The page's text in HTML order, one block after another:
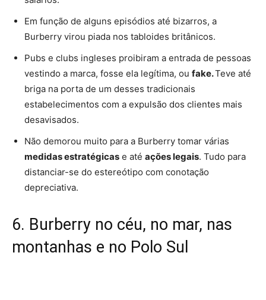
Em função de alguns episódios até bizarros, a
Burberry virou piada nos tabloides britânicos.
Pubs e clubs ingleses proibiram a entrada de pessoas
vestindo a marca, fosse ela legítima, ou fake.Teve até
briga na porta de um desses tradicionais
estabelecimentos com a expulsão dos clientes mais
desavisados.
Não demorou muito para a Burberry tomar várias
medidas estratégicas e até ações legais. Tudo para
distanciar-se do estereótipo com conotação
depreciativa.
6. Burberry no céu, no mar, nas
montanhas e no Polo Sul